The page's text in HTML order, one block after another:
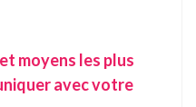
moyens les plus
avec votre